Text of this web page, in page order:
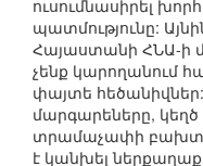
ուսումնասիրել
պատմությունը:
Հայաստանի ՀՆԱ-ի
չենք կարողանում
փայտե
մարգարեները,
տրամաչափի
է կանխել